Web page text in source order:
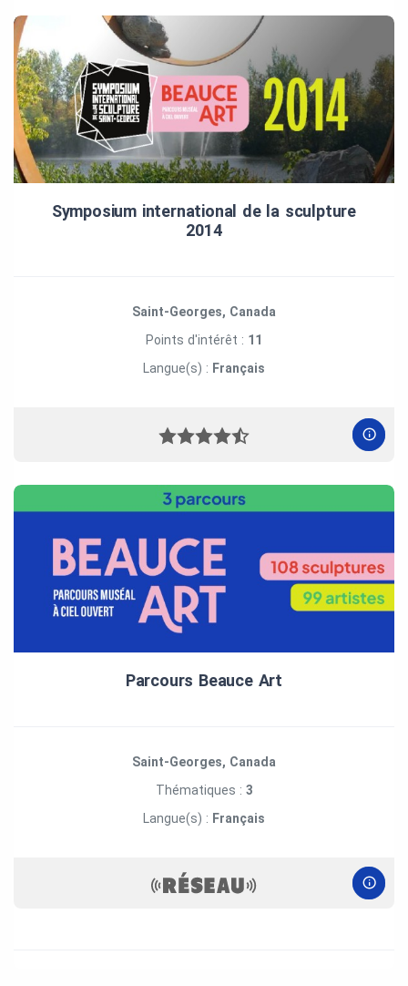
Symposium international de la sculpture
2014
Saint-Georges, Canada
Points d'intérêt : 11
Langue(s) : Français
Parcours Beauce Art
Saint-Georges, Canada
Thématiques : 3
Langue(s) : Français